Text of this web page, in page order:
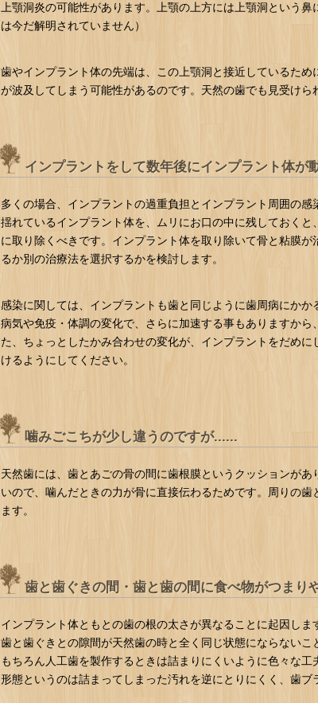
上顎洞炎の可能性があります。上顎の上方には上顎洞という
は今だ解明されていません）
歯やインプラント体の先端は、この上顎洞と接近しているた
が波及してしまう可能性があるのです。天然の歯でも見受けら
インプラントをして数年後にインプラント体が
多くの場合、インプラントの過重負担とインプラント周囲の感
揺れているインプラント体を、ムリにお口の中に残しておく
に取り除くべきです。インプラント体を取り除いて骨と粘膜
るか別の治療法を選択するかを検討します。
感染に関しては、インプラントも歯と同じように歯周病にかか
病気や免疫・体調の変化で、さらに加速する事もありますか
た、ちょっとしたかみ合わせの変化が、インプラントをだめ
けるようにしてください。
噛みごこちが少し違うのですが......
天然歯には、歯とあごの骨の間に歯根膜というクッションが
いので、噛んだときの力が骨に直接伝わるためです。周りの
ます。
歯と歯ぐきの間・歯と歯の間に食べ物がつまり
インプラント体ともとの歯の根の太さが異なることに起因しま
歯と歯ぐきとの隙間が天然歯の時と全く同じ状態にならないこ
もちろん人工歯を製作するときは詰まりにくいように色々な
形態というのは詰まってしまった汚れを逆にとりにくく、歯ブ